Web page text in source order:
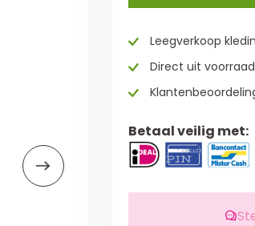
Leegverkoop
Direct uit
Betaal veilig met: